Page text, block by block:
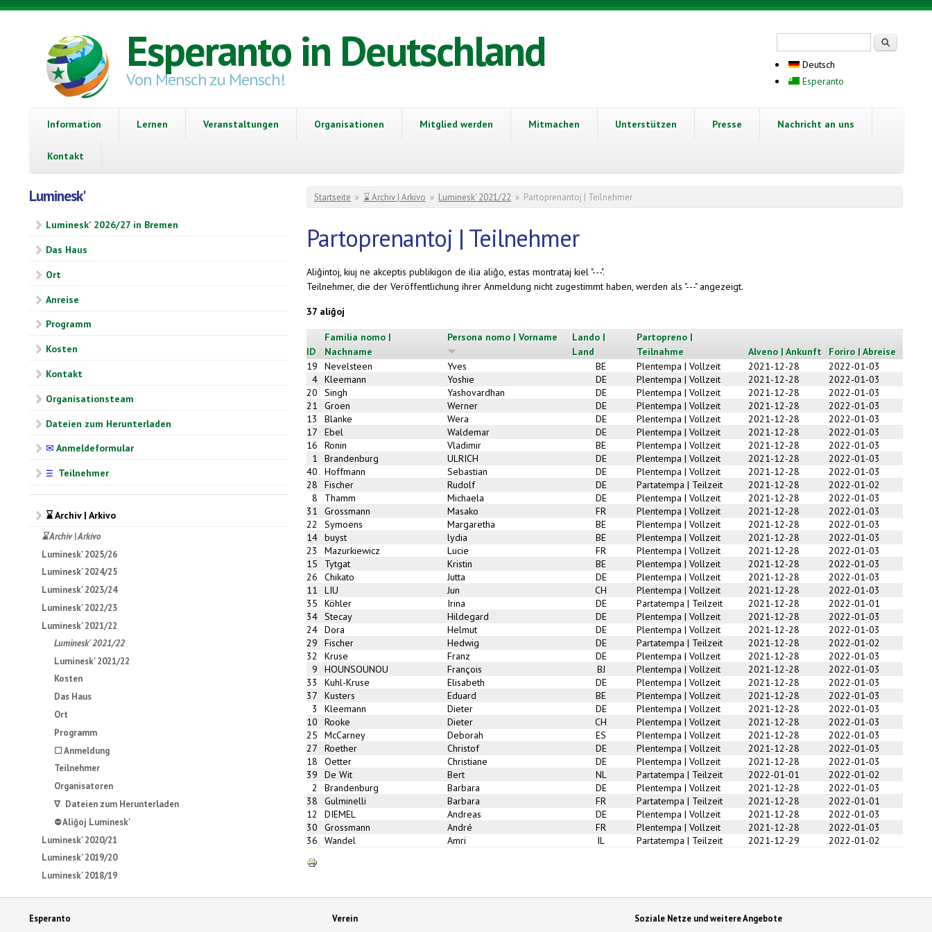
Direkt zum Inhalt
Esperanto in Deutschland
Von Mensch zu Mensch!
Deutsch
Esperanto
Information Lernen Veranstaltungen Organisationen Mitglied werden Mitmachen Unterstützen Presse Nachricht an uns
Kontakt
Luminesk'
Luminesk' 2026/27 in Bremen
Das Haus
Ort
Anreise
Programm
Kosten
Kontakt
Organisationsteam
Dateien zum Herunterladen
✉ Anmeldeformular
☰ Teilnehmer
⌛ Archiv | Arkivo
⌛ Archiv | Arkivo
Luminesk' 2025/26
Luminesk' 2024/25
Luminesk' 2023/24
Luminesk' 2022/23
Luminesk' 2021/22
Luminesk' 2021/22
Luminesk' 2021/22
Kosten
Das Haus
Ort
Programm
☐ Anmeldung
Teilnehmer
Organisatoren
∇ Dateien zum Herunterladen
⛔ Aliĝoj Luminesk'
Luminesk' 2020/21
Luminesk' 2019/20
Luminesk' 2018/19
Sie sind hier
Startseite » ⌛ Archiv | Arkivo » Luminesk' 2021/22 » Partoprenantoj | Teilnehmer
Partoprenantoj | Teilnehmer
Aliĝintoj, kiuj ne akceptis publikigon de ilia aliĝo, estas montrataj kiel "---".
Teilnehmer, die der Veröffentlichung ihrer Anmeldung nicht zugestimmt haben, werden als "---" angezeigt.
37 aliĝoj
ID
Familia nomo |
Nachname
Persona nomo | Vorname
Lando |
Land
Partopreno |
Teilnahme
Alveno | Ankunft
Foriro | Abreise
19
Nevelsteen Yves BE Plentempa | Vollzeit 2021-12-28
2022-01-03
4 Kleemann Yoshie DE Plentempa | Vollzeit 2021-12-28
2022-01-03
20
Singh Yashovardhan DE Plentempa | Vollzeit 2021-12-28
2022-01-03
21
Groen Werner DE Plentempa | Vollzeit 2021-12-28
2022-01-03
13
Blanke Wera DE Plentempa | Vollzeit 2021-12-28
2022-01-03
17
Ebel Waldemar DE Plentempa | Vollzeit 2021-12-28
2022-01-03
16
Ronin Vladimir BE Plentempa | Vollzeit 2021-12-28
2022-01-03
1
Brandenburg ULRICH DE Plentempa | Vollzeit 2021-12-28
2022-01-03
40
Hoffmann Sebastian DE Plentempa | Vollzeit 2021-12-28
2022-01-03
28
Fischer Rudolf DE Partatempa | Teilzeit 2021-12-28
2022-01-02
8
Thamm Michaela DE Plentempa | Vollzeit 2021-12-28
2022-01-03
31
Grossmann Masako FR Plentempa | Vollzeit 2021-12-28
2022-01-03
22
Symoens Margaretha BE Plentempa | Vollzeit 2021-12-28
2022-01-03
14 buyst lydia BE Plentempa | Vollzeit 2021-12-28
2022-01-03
23
Mazurkiewicz Lucie FR Plentempa | Vollzeit 2021-12-28
2022-01-03
15
Tytgat Kristin BE Plentempa | Vollzeit 2021-12-28
2022-01-03
26
Chikato Jutta DE Plentempa | Vollzeit 2021-12-28
2022-01-03
11
LIU Jun CH Plentempa | Vollzeit 2021-12-28
2022-01-03
35
Köhler Irina DE Partatempa | Teilzeit 2021-12-28
2022-01-01
34 Stecay Hildegard DE Plentempa | Vollzeit 2021-12-28
2022-01-03
24 Dora Helmut DE Plentempa | Vollzeit 2021-12-28
2022-01-03
29
Fischer Hedwig DE Partatempa | Teilzeit 2021-12-28
2022-01-02
32
Kruse Franz DE Plentempa | Vollzeit 2021-12-28
2022-01-03
9
HOUNSOUNOU François BJ Plentempa | Vollzeit 2021-12-28
2022-01-03
33
Kuhl-Kruse Elisabeth DE Plentempa | Vollzeit 2021-12-28
2022-01-03
37
Kusters Eduard BE Plentempa | Vollzeit 2021-12-28
2022-01-03
3
Kleemann Dieter DE Plentempa | Vollzeit 2021-12-28
2022-01-03
10
Rooke Dieter CH Plentempa | Vollzeit 2021-12-28
2022-01-03
25
McCarney Deborah ES Plentempa | Vollzeit 2021-12-28
2022-01-03
27
Roether Christof DE Plentempa | Vollzeit 2021-12-28
2022-01-03
18
Oetter Christiane DE Plentempa | Vollzeit 2021-12-28
2022-01-03
39
De Wit Bert NL Partatempa | Teilzeit 2022-01-01
2022-01-02
2
Brandenburg Barbara DE Plentempa | Vollzeit 2021-12-28
2022-01-03
38
Gulminelli Barbara FR Partatempa | Teilzeit 2021-12-28
2022-01-01
12
DIEMEL Andreas DE Plentempa | Vollzeit 2021-12-28
2022-01-03
30
Grossmann André FR Plentempa | Vollzeit 2021-12-28
2022-01-03
36
Wandel Amri IL Partatempa | Teilzeit 2021-12-29 2022-01-02
Esperanto Verein Soziale Netze und weitere Angebote